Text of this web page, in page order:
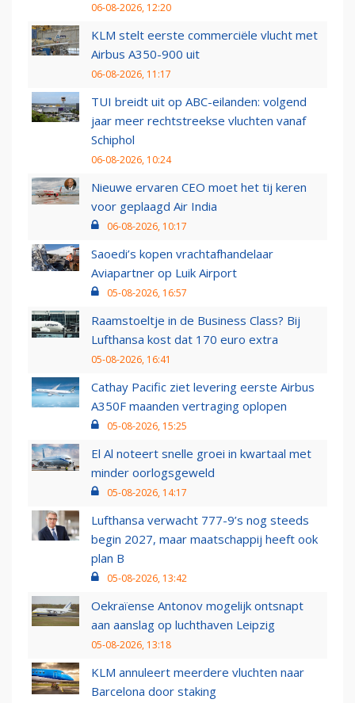
06-08-2026, 12:20
KLM stelt eerste commerciële vlucht met
Airbus A350-900 uit
06-08-2026, 11:17
TUI breidt uit op ABC-eilanden: volgend
jaar meer rechtstreekse vluchten vanaf
Schiphol
06-08-2026, 10:24
Nieuwe ervaren CEO moet het tij keren
voor geplaagd Air India
06-08-2026, 10:17
Saoedi’s kopen vrachtafhandelaar
Aviapartner op Luik Airport
05-08-2026, 16:57
Raamstoeltje in de Business Class? Bij
Lufthansa kost dat 170 euro extra
05-08-2026, 16:41
Cathay Pacific ziet levering eerste Airbus
A350F maanden vertraging oplopen
05-08-2026, 15:25
El Al noteert snelle groei in kwartaal met
minder oorlogsgeweld
05-08-2026, 14:17
Lufthansa verwacht 777-9’s nog steeds
begin 2027, maar maatschappij heeft ook
plan B
05-08-2026, 13:42
Oekraïense Antonov mogelijk ontsnapt
aan aanslag op luchthaven Leipzig
05-08-2026, 13:18
KLM annuleert meerdere vluchten naar
Barcelona door staking